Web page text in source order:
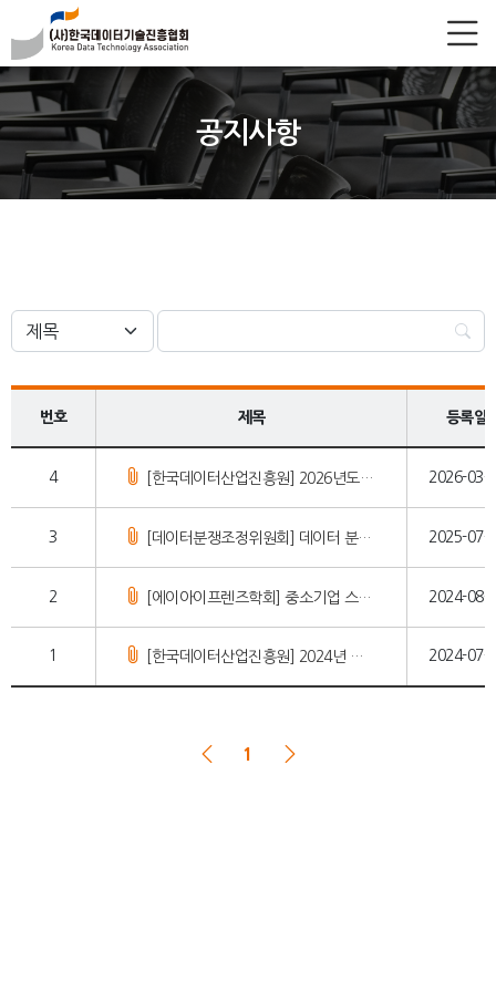
공지사항
번호 제목 등록일
4 [한국데이터산업진흥원] 2026년도 데이터바우처 수요기업 모집 지역설명회 개최 안내 2026-03-
3 [데이터분쟁조정위원회] 데이터 분쟁 조정 지원 안내 2025-07-
2 [에이아이프렌즈학회] 중소기업 스타트업의 AI 실전활용 세미나 개최 안내 (8/21) 2024-08-
1 [한국데이터산업진흥원] 2024년 데이터 유통 활용 제도 지역 설명회 개최 안내(7/18) 2024-07-
1